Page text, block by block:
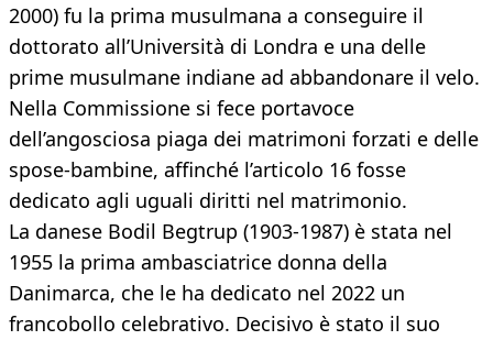
2000) fu la prima musulmana a conseguire il
dottorato all’Università di Londra e una delle
prime musulmane indiane ad abbandonare il velo.
Nella Commissione si fece portavoce
dell’angosciosa piaga dei matrimoni forzati e delle
spose-bambine, affinché l’articolo 16 fosse
dedicato agli uguali diritti nel matrimonio.
La danese Bodil Begtrup (1903-1987) è stata nel
1955 la prima ambasciatrice donna della
Danimarca, che le ha dedicato nel 2022 un
francobollo celebrativo. Decisivo è stato il suo